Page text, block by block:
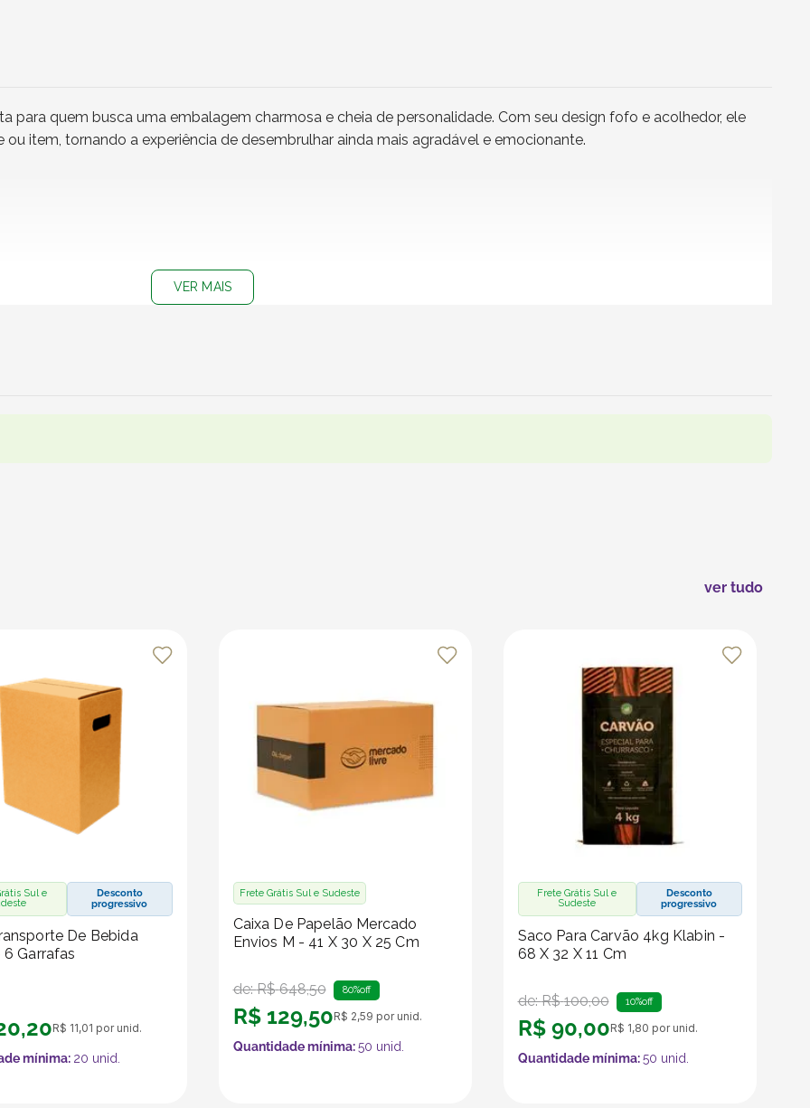
para quem busca uma embalagem charmosa e cheia de personalidade. Com seu design fofo e acolhedor, ele
item, tornando a experiência de desembrulhar ainda mais agradável e emocionante.
e bolinhas em preto.
e danos. Perfeito para envolver produtos frágeis, como bijuterias, cosméticos ou itens decorativos, o
VER MAIS
Sul e
Desconto
progressivo
De Bebida
6 Garrafas
,20R$ 11,01 por unid.
mínima: 20 unid.
Frete Grátis Sul e Sudeste
Caixa De Papelão Mercado
Envios M - 41 X 30 X 25 Cm
de:R$ 648,50 80%off
R$ 129,50R$ 2,59 por unid.
Quantidade mínima:50 unid.
Frete Grátis Sul e
Sudeste
Desconto
progressivo
Saco Para Carvão 4kg Klabin -
68 X 32 X 11 Cm
de:R$ 100,00 10%off
R$ 90,00R$ 1,80 por unid.
Quantidade mínima:50 unid.
ver tudo